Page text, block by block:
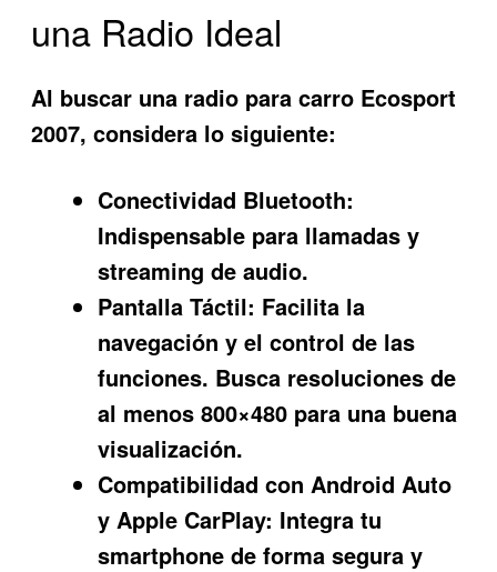
una Radio Ideal
Al buscar una radio para carro Ecosport
2007, considera lo siguiente:
Conectividad Bluetooth:
Indispensable para llamadas y
streaming de audio.
Pantalla Táctil: Facilita la
navegación y el control de las
funciones. Busca resoluciones de
al menos 800×480 para una buena
visualización.
Compatibilidad con Android Auto
y Apple CarPlay: Integra tu
smartphone de forma segura y